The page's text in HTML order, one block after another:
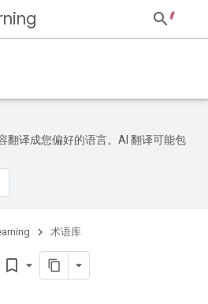
翻译成您偏好的语言。AI 翻译可能包
术语库
bookmark_border